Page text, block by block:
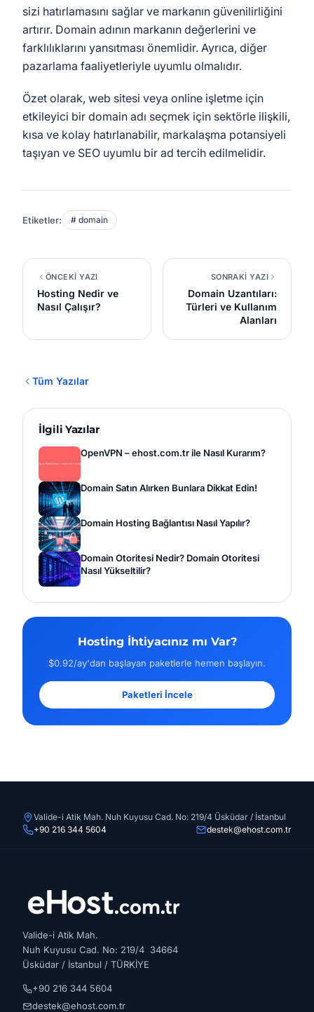
sizi hatırlamasını sağlar ve markanın güvenilirliğini
artırır. Domain adının markanın değerlerini ve
farklılıklarını yansıtması önemlidir. Ayrıca, diğer
pazarlama faaliyetleriyle uyumlu olmalıdır.
Özet olarak, web sitesi veya online işletme için
etkileyici bir domain adı seçmek için sektörle ilişkili,
kısa ve kolay hatırlanabilir, markalaşma potansiyeli
taşıyan ve SEO uyumlu bir ad tercih edilmelidir.
Etiketler: # domain
ÖNCEKİ YAZI
Hosting Nedir ve
Nasıl Çalışır?
SONRAKİ YAZI
Domain Uzantıları:
Türleri ve Kullanım
Alanları
Tüm Yazılar
İlgili Yazılar
OpenVPN – ehost.com.tr ile Nasıl Kurarım?
Domain Satın Alırken Bunlara Dikkat Edin!
Domain Hosting Bağlantısı Nasıl Yapılır?
Domain Otoritesi Nedir? Domain Otoritesi
Nasıl Yükseltilir?
Hosting İhtiyacınız mı Var?
$0.92/ay'dan başlayan paketlerle hemen başlayın.
Paketleri İncele
Valide-i Atik Mah. Nuh Kuyusu Cad. No: 219/4 Üsküdar / İstanbul
+90 216 344 5604
destek@ehost.com.tr
Valide-i Atik Mah.
Nuh Kuyusu Cad. No: 219/4 34664
Üsküdar / İstanbul / TÜRKİYE
+90 216 344 5604
destek@ehost.com.tr